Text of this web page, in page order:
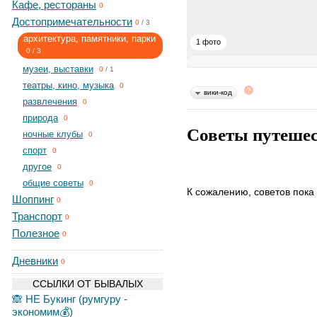
Кафе, рестораны 0
Достопримечательности 0 / 3
архитектура, памятники, парки
0 / 3
музеи, выставки 0 / 1
театры, кино, музыка 0
развлечения 0
природа 0
ночные клубы 0
спорт 0
другое 0
общие советы 0
Шоппинг 0
Транспорт 0
Полезное 0
Дневники 0
ССЫЛКИ ОТ БЫВАЛЫХ
🙈 НЕ Букинг (румгуру -
экономим💰)
1 фото
вики-код
Советы
К сожалению, советов пока